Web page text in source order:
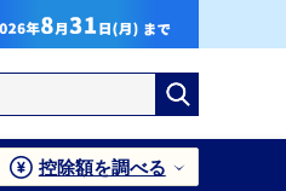
控除額を調べる